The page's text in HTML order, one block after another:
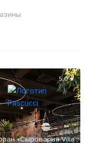
«Сыроварня Villa
5,0 ★